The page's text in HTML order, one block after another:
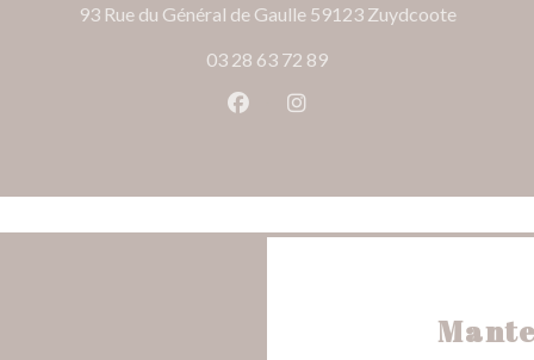
93 Rue du Général de Gaulle 59123 Zuydcoote((abre
03 28 63 72 89
Facebook ((abre numa nova
Instagram ((abre numa